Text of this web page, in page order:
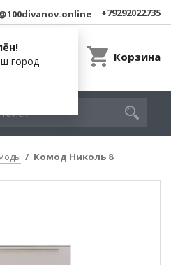
город
+79292022735
Корзина
Комод Николь 8